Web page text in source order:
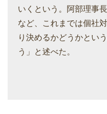
いくという。阿部理事
など、これまでは個社
り決めるかどうかとい
う」と述べた。